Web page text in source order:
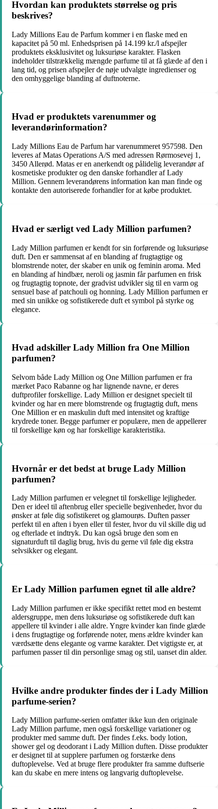
Hvordan kan produktets størrelse og pris
beskrives?
Lady Millions Eau de Parfum kommer i en flaske med en
kapacitet på 50 ml. Enhedsprisen på 14.199 kr./l afspejler
produktets eksklusivitet og luksuriøse karakter. Flasken
indeholder tilstrækkelig mængde parfume til at få glæde af den i
lang tid, og prisen afspejler de nøje udvalgte ingredienser og
den omhyggelige blanding af duftnoterne.
Hvad er produktets varenummer og
leverandørinformation?
Lady Millions Eau de Parfum har varenummeret 957598. Den
leveres af Matas Operations A/S med adressen Rørmosevej 1,
3450 Allerød. Matas er en anerkendt og pålidelig leverandør af
kosmetiske produkter og den danske forhandler af Lady
Million. Gennem leverandørens information kan man finde og
kontakte den autoriserede forhandler for at købe produktet.
Hvad er særligt ved Lady Million parfumen?
Lady Million parfumen er kendt for sin forførende og luksuriøse
duft. Den er sammensat af en blanding af frugtagtige og
blomstrende noter, der skaber en unik og feminin aroma. Med
en blanding af hindbær, neroli og jasmin får parfumen en frisk
og frugtagtig topnote, der gradvist udvikler sig til en varm og
sensuel base af patchouli og honning. Lady Million parfumen er
med sin unikke og sofistikerede duft et symbol på styrke og
elegance.
Hvad adskiller Lady Million fra One Million
parfumen?
Selvom både Lady Million og One Million parfumen er fra
mærket Paco Rabanne og har lignende navne, er deres
duftprofiler forskellige. Lady Million er designet specielt til
kvinder og har en mere blomstrende og frugtagtig duft, mens
One Million er en maskulin duft med intensitet og kraftige
krydrede toner. Begge parfumer er populære, men de appellerer
til forskellige køn og har forskellige karakteristika.
Hvornår er det bedst at bruge Lady Million
parfumen?
Lady Million parfumen er velegnet til forskellige lejligheder.
Den er ideel til aftenbrug eller specielle begivenheder, hvor du
ønsker at føle dig sofistikeret og glamourøs. Duften passer
perfekt til en aften i byen eller til fester, hvor du vil skille dig ud
og efterlade et indtryk. Du kan også bruge den som en
signaturduft til daglig brug, hvis du gerne vil føle dig ekstra
selvsikker og elegant.
Er Lady Million parfumen egnet til alle aldre?
Lady Million parfumen er ikke specifikt rettet mod en bestemt
aldersgruppe, men dens luksuriøse og sofistikerede duft kan
appellere til kvinder i alle aldre. Yngre kvinder kan finde glæde
i dens frugtagtige og forførende noter, mens ældre kvinder kan
værdsætte dens elegante og varme karakter. Det vigtigste er, at
parfumen passer til din personlige smag og stil, uanset din alder.
Hvilke andre produkter findes der i Lady Million
parfume-serien?
Lady Million parfume-serien omfatter ikke kun den originale
Lady Million parfume, men også forskellige variationer og
produkter med samme duft. Der findes f.eks. body lotion,
shower gel og deodorant i Lady Million duften. Disse produkter
er designet til at supplere parfumen og forstærke dens
duftoplevelse. Ved at bruge flere produkter fra samme duftserie
kan du skabe en mere intens og langvarig duftoplevelse.